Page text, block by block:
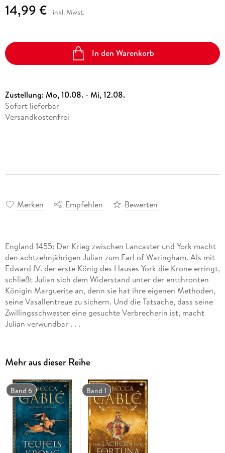
14,99 € inkl. Mwst.
In den Warenkorb
Zustellung:Mo, 10.08. - Mi, 12.08.
Sofort lieferbar
Versandkostenfrei
Merken Empfehlen Bewerten
England 1455: Der Krieg zwischen Lancaster und York macht
den achtzehnjährigen Julian zum Earl of Waringham. Als mit
Edward IV. der erste König des Hauses York die Krone erringt,
schließt Julian sich dem Widerstand unter der entthronten
Königin Marguerite an, denn sie hat ihre eigenen Methoden,
seine Vasallentreue zu sichern. Und die Tatsache, dass seine
Zwillingsschwester eine gesuchte Verbrecherin ist, macht
Julian verwundbar . . .
Mehr aus dieser Reihe
Band 6 Band 1